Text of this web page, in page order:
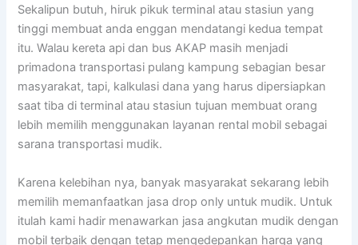
Sekalipun butuh, hiruk pikuk terminal atau stasiun yang
tinggi membuat anda enggan mendatangi kedua tempat
itu. Walau kereta api dan bus AKAP masih menjadi
primadona transportasi pulang kampung sebagian besar
masyarakat, tapi, kalkulasi dana yang harus dipersiapkan
saat tiba di terminal atau stasiun tujuan membuat orang
lebih memilih menggunakan layanan rental mobil sebagai
sarana transportasi mudik.
Karena kelebihan nya, banyak masyarakat sekarang lebih
memilih memanfaatkan jasa drop only untuk mudik. Untuk
itulah kami hadir menawarkan jasa angkutan mudik dengan
mobil terbaik dengan tetap mengedepankan harga yang